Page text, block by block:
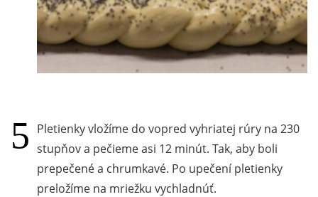
Pletienky vložíme do vopred vyhriatej rúry na 230
stupňov a pečieme asi 12 minút. Tak, aby boli
prepečené a chrumkavé. Po upečení pletienky
preložíme na mriežku vychladnúť.